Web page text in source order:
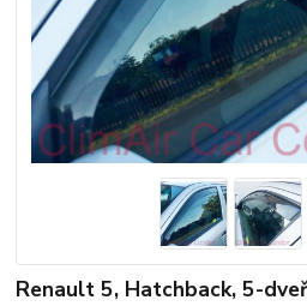
Renault 5, Hatchback, 5-